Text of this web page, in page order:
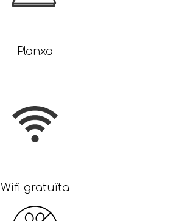
Planxa
Wifi gratuïta